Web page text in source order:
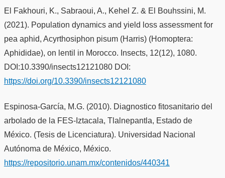
El Fakhouri, K., Sabraoui, A., Kehel Z. & El Bouhssini, M.
(2021). Population dynamics and yield loss assessment for
pea aphid, Acyrthosiphon pisum (Harris) (Homoptera:
Aphididae), on lentil in Morocco. Insects, 12(12), 1080.
DOI:10.3390/insects12121080 DOI:
https://doi.org/10.3390/insects12121080
Espinosa-García, M.G. (2010). Diagnostico fitosanitario del
arbolado de la FES-Iztacala, Tlalnepantla, Estado de
México. (Tesis de Licenciatura). Universidad Nacional
Autónoma de México, México.
https://repositorio.unam.mx/contenidos/440341